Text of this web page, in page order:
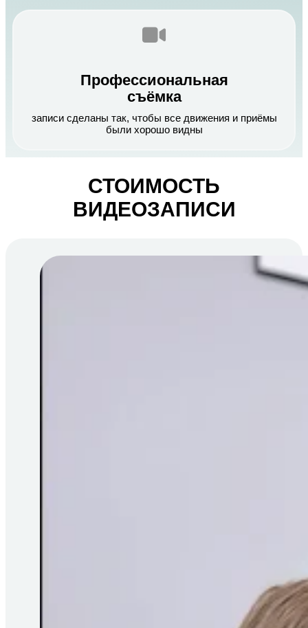
Профессиональная
съёмка
записи сделаны так, чтобы все движения и приёмы
были хорошо видны
СТОИМОСТЬ
ВИДЕОЗАПИСИ